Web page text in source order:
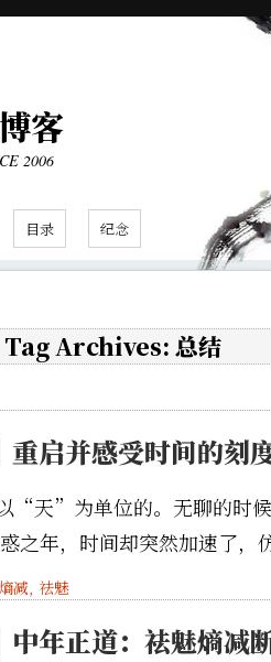
客
2006
目录 纪念
Tag Archives: 总结
启并感受时间的刻
“天”为单位的。无聊的时
之年，时间却突然加速了
熵减, 祛魅
年正道：祛魅熵减